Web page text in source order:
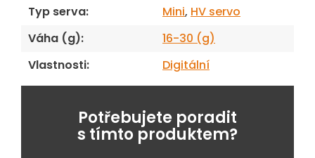
Typ serva: Mini, HV servo
Váha (g):
16-30 (g)
Vlastnosti: Digitální
Potřebujete poradit
s tímto produktem?